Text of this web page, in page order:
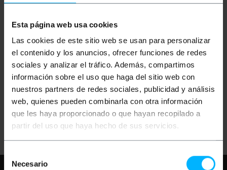
Esta página web usa cookies
Las cookies de este sitio web se usan para personalizar
el contenido y los anuncios, ofrecer funciones de redes
sociales y analizar el tráfico. Además, compartimos
información sobre el uso que haga del sitio web con
nuestros partners de redes sociales, publicidad y análisis
web, quienes pueden combinarla con otra información
que les haya proporcionado o que hayan recopilado a
partir del uso que haya hecho de sus servicios.
Selección
Necesario
OUTLET60%
microfono MIC CCTV-02
PVP
13,37€
5,35€
5,35 IVA inc.
PVD
11,75 €
4,70€
Consegna immediata
REF:
Quantità
microfono MIC CCTV-04
PVP
8,10€
3,24€
PVD
7,70€
3,08€
Consegna immediata
Quantità